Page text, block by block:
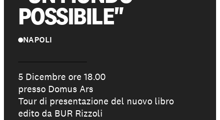
Shop solidale
POSSIBILE"
NAPOLI
5 Dicembre ore 18.00
presso Domus Ars
Tour di presentazione del nuovo libro
edito da BUR Rizzoli